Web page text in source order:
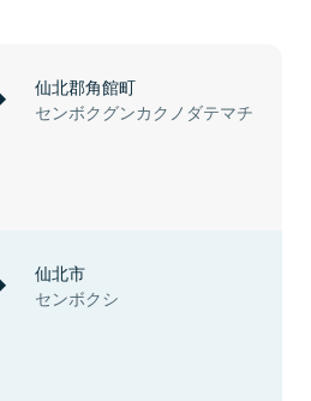
仙北郡角館町
センボクグンカクノダテマチ
仙北市
センボクシ